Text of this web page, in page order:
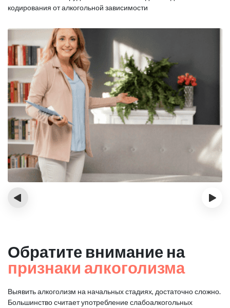
кодирования от алкогольной зависимости
‹ ›
Обратите внимание на
признаки алкоголизма
Выявить алкоголизм на начальных стадиях, достаточно сложно.
Большинство считает употребление слабоалкогольных